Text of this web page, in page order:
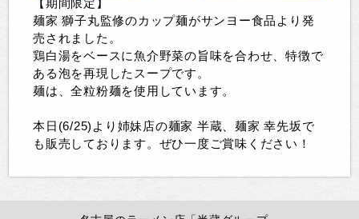
【期間限定】
麺家 獅子丸監修のカップ麺がサンヨー食品より発
売されました。
鶏白湯をベースに魚介野菜の旨味を合わせ、特徴で
ある泡を再現したスープです。
麺は、全粒粉麺を使用しています。
本日(6/25)より姉妹店の麺家 半蔵、麺家 幸先坂で
も販売しております。ぜひ一度ご賞味ください！